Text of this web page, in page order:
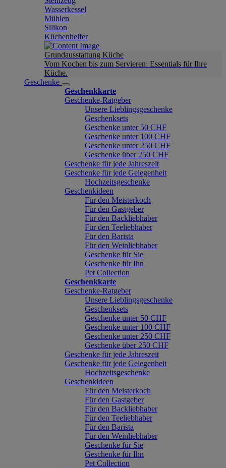
Wasserkessel
Mühlen
Silikon
Küchenhelfer
Grundausstattung Küche
Vom Kochen bis zum Servieren: Essentials für Ihre
Küche.
Geschenke
Geschenkkarte
Geschenke-Ratgeber
Unsere Lieblingsgeschenke
Geschenksets
Geschenke unter 50 CHF
Geschenke unter 100 CHF
Geschenke unter 250 CHF
Geschenke über 250 CHF
Geschenke für jede Jahreszeit
Geschenke für jede Gelegenheit
Hochzeitsgeschenke
Geschenkideen
Für den Meisterkoch
Für den Gastgeber
Für den Backliebhaber
Für den Teeliebhaber
Für den Barista
Für den Weinliebhaber
Geschenke für Sie
Geschenke für Ihn
Pet Collection
Geschenkkarte
Geschenke-Ratgeber
Unsere Lieblingsgeschenke
Geschenksets
Geschenke unter 50 CHF
Geschenke unter 100 CHF
Geschenke unter 250 CHF
Geschenke über 250 CHF
Geschenke für jede Jahreszeit
Geschenke für jede Gelegenheit
Hochzeitsgeschenke
Geschenkideen
Für den Meisterkoch
Für den Gastgeber
Für den Backliebhaber
Für den Teeliebhaber
Für den Barista
Für den Weinliebhaber
Geschenke für Sie
Geschenke für Ihn
Pet Collection